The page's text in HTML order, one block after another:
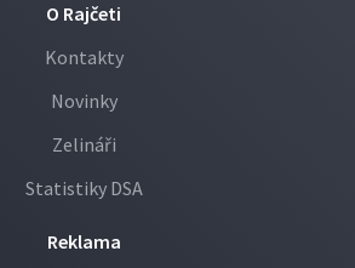
O Rajčeti
Kontakty
Novinky
Zelináři
Statistiky DSA
Reklama